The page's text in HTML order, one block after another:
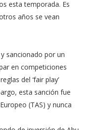
esta temporada. Es
años se vean
sancionado por un
en competiciones
del ‘fair play’
esta sanción fue
(TAS) y nunca